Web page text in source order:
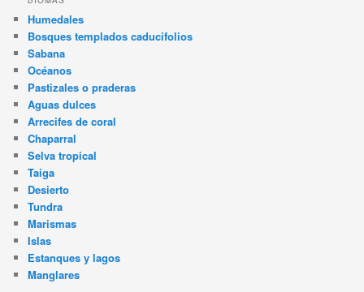
Humedales
Bosques templados caducifolios
Sabana
Océanos
Pastizales o praderas
Aguas dulces
Arrecifes de coral
Chaparral
Selva tropical
Taiga
Desierto
Tundra
Marismas
Islas
Estanques y lagos
Manglares